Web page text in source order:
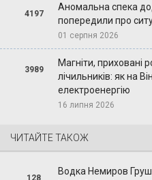
4197
Аномальна спека
попередили про
01 серпня 2026
3989
Магніти, приховані
лічильників: як на
електроенергію
16 липня 2026
ЧИТАЙТЕ ТАКОЖ
128
Водка Немиров